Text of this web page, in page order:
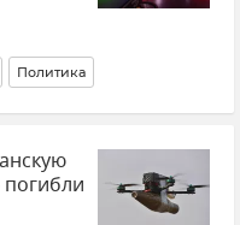
Политика